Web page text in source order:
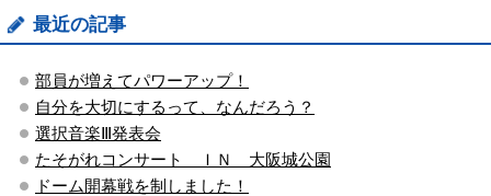
最近の記事
部員が増えてパワーアップ！
自分を大切にするって、なんだろう？
選択音楽Ⅲ発表会
たそがれコンサート ＩＮ 大阪城公園
ドーム開幕戦を制しました！